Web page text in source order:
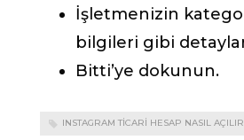
İşletmenizin
bilgileri gibi
Bitti’ye dokunun.
INSTAGRAM TICARI HESAP NASIL